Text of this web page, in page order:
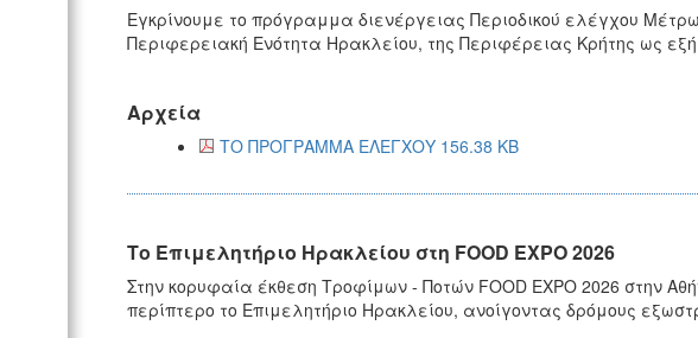
Εγκρίνουμε το πρόγραμμα διενέργειας Περιοδικού ελέγχου
Περιφερειακή Ενότητα Ηρακλείου, της Περιφέρειας Κρήτης ως
Αρχεία
ΤΟ ΠΡΟΓΡΑΜΜΑ ΕΛΕΓΧΟΥ 156.38 KB
Το Επιμελητήριο Ηρακλείου στη FOOD EXPO 2026
Στην κορυφαία έκθεση Τροφίμων - Ποτών FOOD EXPO 2026 στην
περίπτερο το Επιμελητήριο Ηρακλείου, ανοίγοντας δρόμους